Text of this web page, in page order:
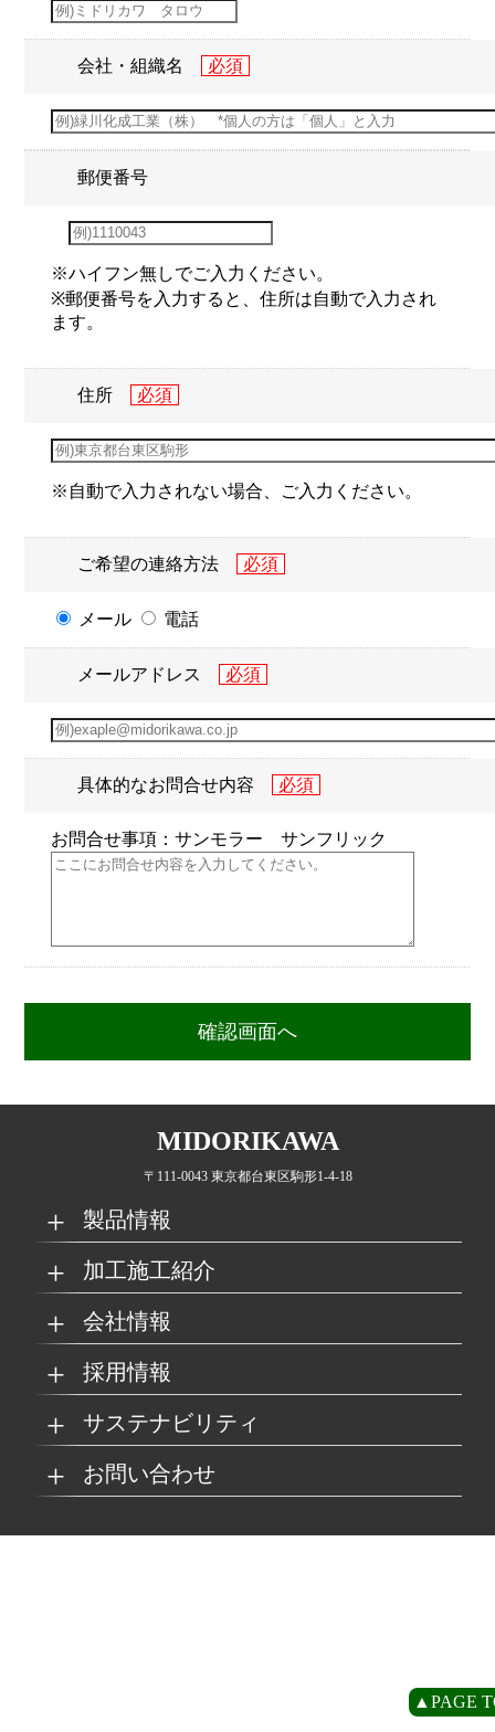
▲PAGE
会社・組織名
郵便番号
※ハイフン無しでご入力ください。
※郵便番号を入力すると、住所は自動で入力され
ます。
住所
※自動で入力されない場合、ご入力ください。
ご希望の連絡方法
メール 電話
メールアドレス
具体的なお問合せ内容
お問合せ事項：サンモラー サンフリック
MIDORIKAWA
〒111-0043 東京都台東区駒形1-4-18
製品情報
MKブランド製品 新商品紹介
取扱製品情報
SDSダウンロード
加工施工紹介
グループの総合力 乗り物
工場
環境 商業施設
会社情報
会社概要 経営理念
沿革
採用情報
マイナビ採用ページ
サステナビリティ
リサイクルへの取り組
SDGsへの取り組み
お問い合わせ